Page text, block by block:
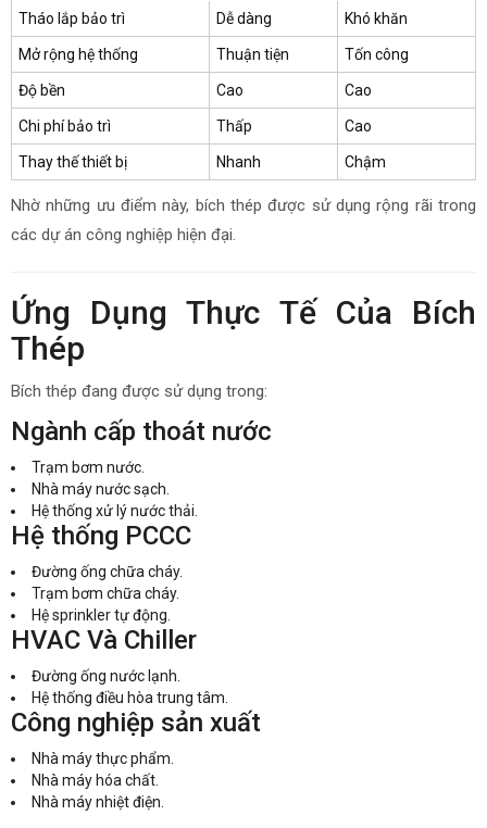
Tháo lắp bảo trì
Dễ dàng Khó khăn
Mở rộng hệ thống Thuận tiện Tốn công
Độ bền Cao Cao
Chi phí bảo trì Thấp Cao
Thay thế thiết bị Nhanh Chậm
Nhờ những ưu điểm này, bích thép được sử dụng rộng rãi trong
các dự án công nghiệp hiện đại.
Ứng Dụng Thực Tế Của Bích
Thép
Bích thép đang được sử dụng trong:
Ngành cấp thoát nước
Trạm bơm nước.
Nhà máy nước sạch.
Hệ thống xử lý nước thải.
Hệ thống PCCC
Đường ống chữa cháy.
Trạm bơm chữa cháy.
Hệ sprinkler tự động.
HVAC Và Chiller
Đường ống nước lạnh.
Hệ thống điều hòa trung tâm.
Công nghiệp sản xuất
Nhà máy thực phẩm.
Nhà máy hóa chất.
Nhà máy nhiệt điện.